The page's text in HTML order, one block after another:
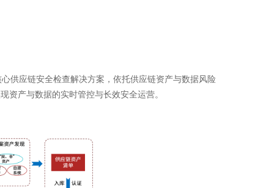
供应链安全检查解决方案，依托供应链资产与数据风险
资产与数据的实时管控与长效安全运营。